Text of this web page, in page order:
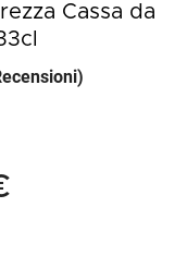
Cassa da